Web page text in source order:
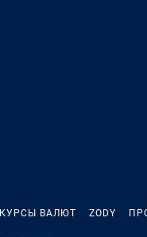
КУРСЫ ВАЛЮТ ZODY